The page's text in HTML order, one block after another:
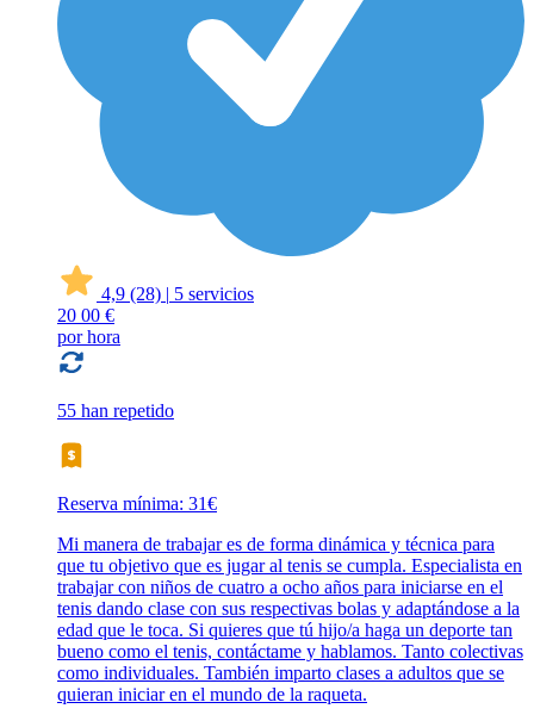
4,9 (28) | 5 servicios
20 00 €
por hora
55 han repetido
Reserva mínima: 31€
Mi manera de trabajar es de forma dinámica y técnica para
que tu objetivo que es jugar al tenis se cumpla. Especialista en
trabajar con niños de cuatro a ocho años para iniciarse en el
tenis dando clase con sus respectivas bolas y adaptándose a la
edad que le toca. Si quieres que tú hijo/a haga un deporte tan
bueno como el tenis, contáctame y hablamos. Tanto colectivas
como individuales. También imparto clases a adultos que se
quieran iniciar en el mundo de la raqueta.